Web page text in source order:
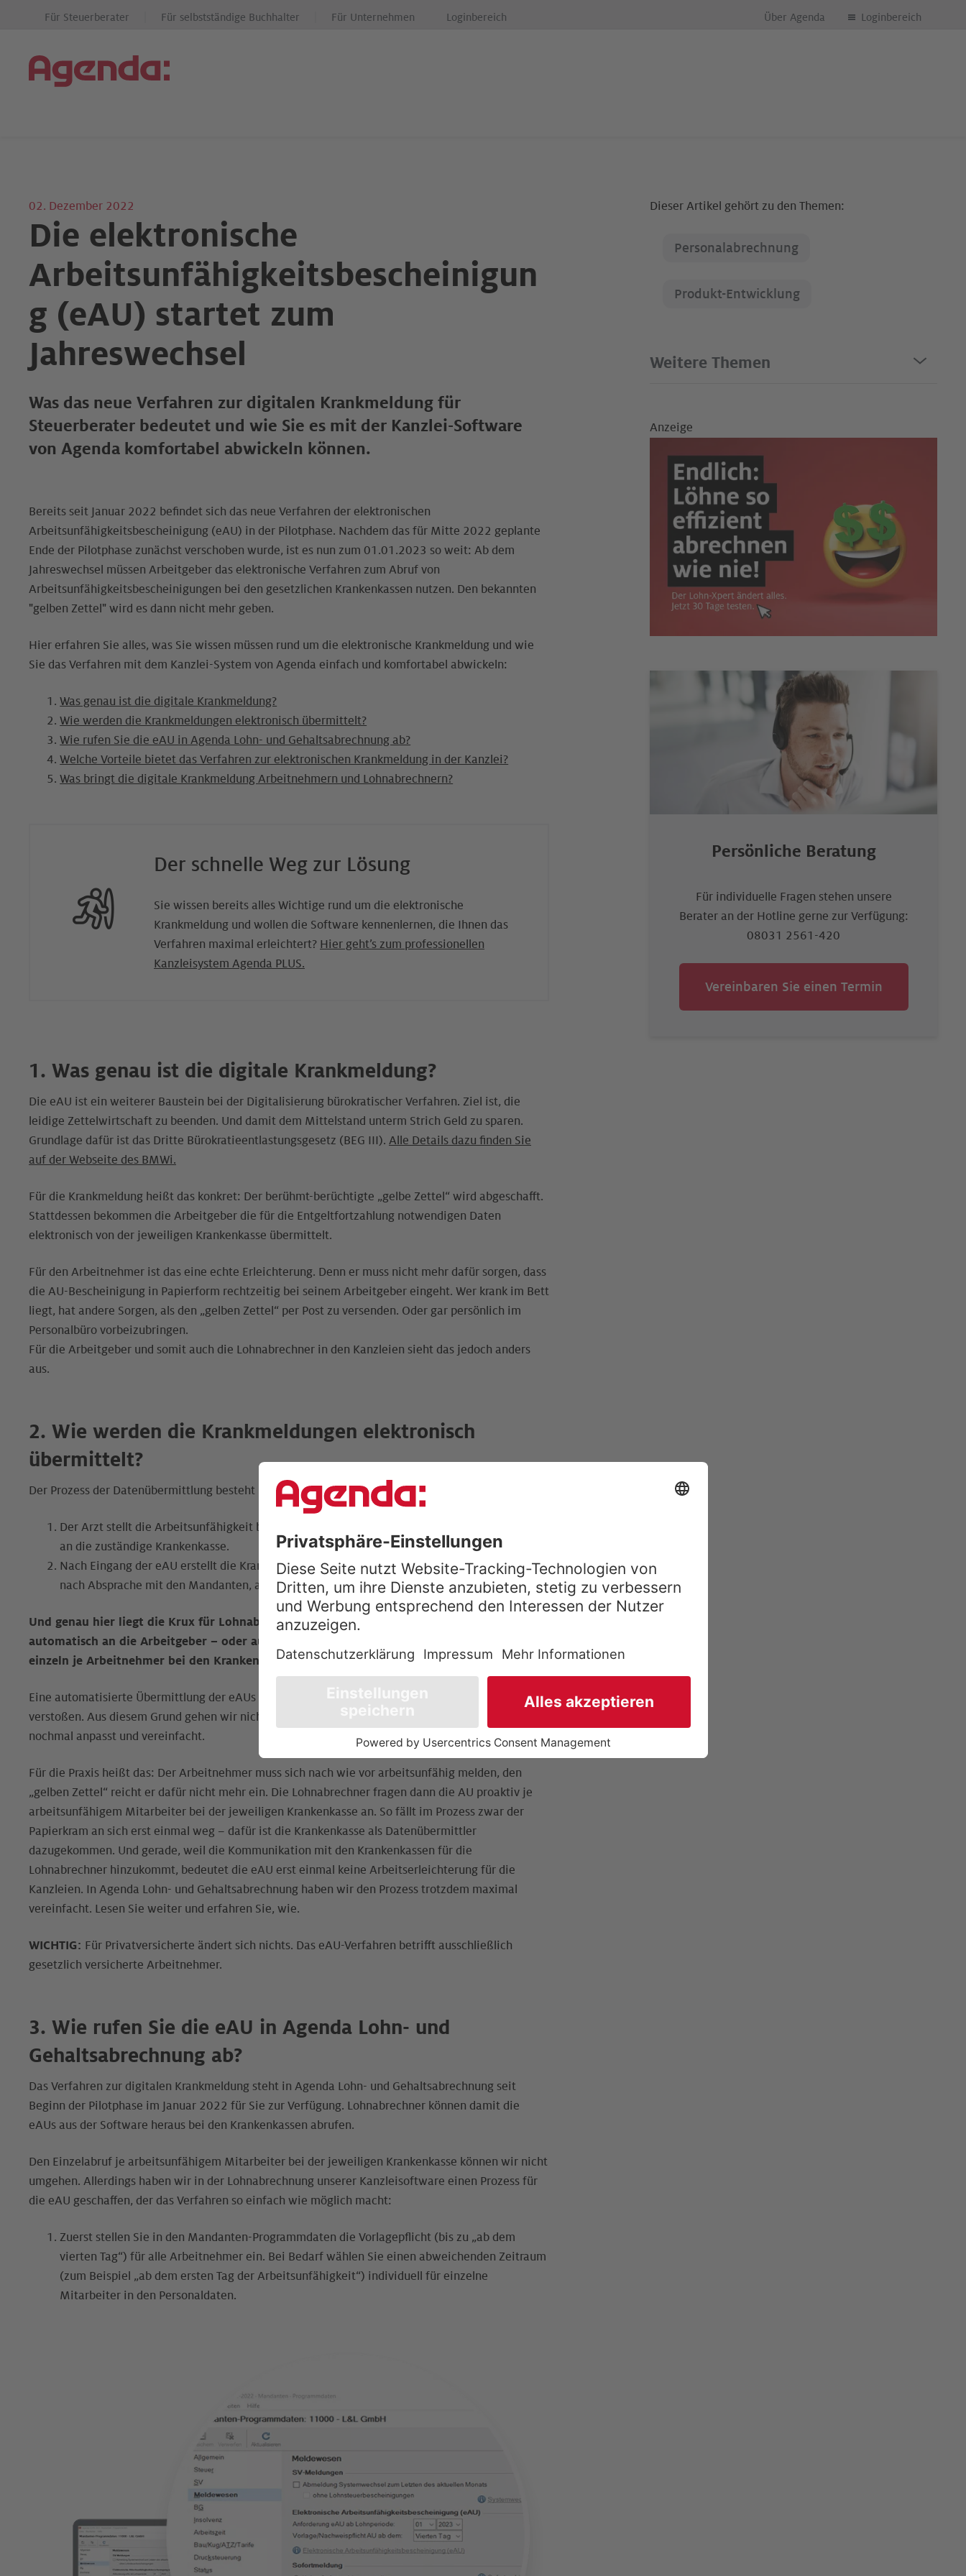
Für Steuerberater Für selbstständige Buchhalter Für Unternehmen Loginbereich
Über Agenda
Loginbereich
02. Dezember 2022
Die elektronische
Arbeitsunfähigkeitsbescheinigun
g (eAU) startet zum
Jahreswechsel
Was das neue Verfahren zur digitalen Krankmeldung für
Steuerberater bedeutet und wie Sie es mit der Kanzlei-Software
von Agenda komfortabel abwickeln können.
Bereits seit Januar 2022 befindet sich das neue Verfahren der elektronischen
Arbeitsunfähigkeitsbescheinigung (eAU) in der Pilotphase. Nachdem das für Mitte 2022 geplante
Ende der Pilotphase zunächst verschoben wurde, ist es nun zum 01.01.2023 so weit: Ab dem
Jahreswechsel müssen Arbeitgeber das elektronische Verfahren zum Abruf von
Arbeitsunfähigkeitsbescheinigungen bei den gesetzlichen Krankenkassen nutzen. Den bekannten
"gelben Zettel" wird es dann nicht mehr geben.
Hier erfahren Sie alles, was Sie wissen müssen rund um die elektronische Krankmeldung und wie
Sie das Verfahren mit dem Kanzlei-System von Agenda einfach und komfortabel abwickeln:
Was genau ist die digitale Krankmeldung?
Wie werden die Krankmeldungen elektronisch übermittelt?
Wie rufen Sie die eAU in Agenda Lohn- und Gehaltsabrechnung ab?
Welche Vorteile bietet das Verfahren zur elektronischen Krankmeldung in der Kanzlei?
Was bringt die digitale Krankmeldung Arbeitnehmern und Lohnabrechnern?
Der schnelle Weg zur Lösung
Sie wissen bereits alles Wichtige rund um die elektronische
Krankmeldung und wollen die Software kennenlernen, die Ihnen das
Verfahren maximal erleichtert? Hier geht’s zum professionellen
Kanzleisystem Agenda PLUS.
1. Was genau ist die digitale Krankmeldung?
Die eAU ist ein weiterer Baustein bei der Digitalisierung bürokratischer Verfahren. Ziel ist, die
leidige Zettelwirtschaft zu beenden. Und damit dem Mittelstand unterm Strich Geld zu sparen.
Grundlage dafür ist das Dritte Bürokratieentlastungsgesetz (BEG III). Alle Details dazu finden Sie
auf der Webseite des BMWi.
Für die Krankmeldung heißt das konkret: Der berühmt-berüchtigte „gelbe Zettel“ wird abgeschafft.
Stattdessen bekommen die Arbeitgeber die für die Entgeltfortzahlung notwendigen Daten
elektronisch von der jeweiligen Krankenkasse übermittelt.
Für den Arbeitnehmer ist das eine echte Erleichterung. Denn er muss nicht mehr dafür sorgen, dass
die AU-Bescheinigung in Papierform rechtzeitig bei seinem Arbeitgeber eingeht. Wer krank im Bett
liegt, hat andere Sorgen, als den „gelben Zettel“ per Post zu versenden. Oder gar persönlich im
Personalbüro vorbeizubringen.
Für die Arbeitgeber und somit auch die Lohnabrechner in den Kanzleien sieht das jedoch anders
aus.
2. Wie werden die Krankmeldungen elektronisch
übermittelt?
Der Prozess der Datenübermittlung besteht im Fall der eAU aus zwei Vorgängen:
Der Arzt stellt die Arbeitsunfähigkeit beim Arbeitnehmer fest. Er übermittelt die Daten direkt
an die zuständige Krankenkasse.
Nach Eingang der eAU erstellt die Krankenkasse eine Meldung für den Arbeitgeber. Die kann,
nach Absprache mit den Mandanten, auch der Lohnabrechner in der Kanzlei abrufen.
Und genau hier liegt die Krux für Lohnabrechner: Die digitale Krankmeldung wird nicht
automatisch an die Arbeitgeber – oder auch die Kanzleien – übermittelt, sondern muss
einzeln je Arbeitnehmer bei den Krankenkassen angefragt und abgerufen werden.
Eine automatisierte Übermittlung der eAUs würde gegen geltende Datenschutzbestimmungen
verstoßen. Aus diesem Grund gehen wir nicht davon aus, dass der Gesetzgeber das Verfahren
nochmal anpasst und vereinfacht.
Für die Praxis heißt das: Der Arbeitnehmer muss sich nach wie vor arbeitsunfähig melden, den
„gelben Zettel“ reicht er dafür nicht mehr ein. Die Lohnabrechner fragen dann die AU proaktiv je
arbeitsunfähigem Mitarbeiter bei der jeweiligen Krankenkasse an. So fällt im Prozess zwar der
Papierkram an sich erst einmal weg – dafür ist die Krankenkasse als Datenübermittler
dazugekommen. Und gerade, weil die Kommunikation mit den Krankenkassen für die
Lohnabrechner hinzukommt, bedeutet die eAU erst einmal keine Arbeitserleichterung für die
Kanzleien. In Agenda Lohn- und Gehaltsabrechnung haben wir den Prozess trotzdem maximal
vereinfacht. Lesen Sie weiter und erfahren Sie, wie.
WICHTIG: Für Privatversicherte ändert sich nichts. Das eAU-Verfahren betrifft ausschließlich
gesetzlich versicherte Arbeitnehmer.
3. Wie rufen Sie die eAU in Agenda Lohn- und
Gehaltsabrechnung ab?
Das Verfahren zur digitalen Krankmeldung steht in Agenda Lohn- und Gehaltsabrechnung seit
Beginn der Pilotphase im Januar 2022 für Sie zur Verfügung. Lohnabrechner können damit die
eAUs aus der Software heraus bei den Krankenkassen abrufen.
Den Einzelabruf je arbeitsunfähigem Mitarbeiter bei der jeweiligen Krankenkasse können wir nicht
umgehen. Allerdings haben wir in der Lohnabrechnung unserer Kanzleisoftware einen Prozess für
die eAU geschaffen, der das Verfahren so einfach wie möglich macht:
Zuerst stellen Sie in den Mandanten-Programmdaten die Vorlagepflicht (bis zu „ab dem
vierten Tag“) für alle Arbeitnehmer ein. Bei Bedarf wählen Sie einen abweichenden Zeitraum
(zum Beispiel „ab dem ersten Tag der Arbeitsunfähigkeit“) individuell für einzelne
Mitarbeiter in den Personaldaten.
Dieser Artikel gehört zu den Themen:
Personalabrechnung
Produkt-Entwicklung
Weitere Themen
Anzeige
Persönliche Beratung
Für individuelle Fragen stehen unsere
Berater an der Hotline gerne zur Verfügung:
08031 2561-420
Vereinbaren Sie einen Termin